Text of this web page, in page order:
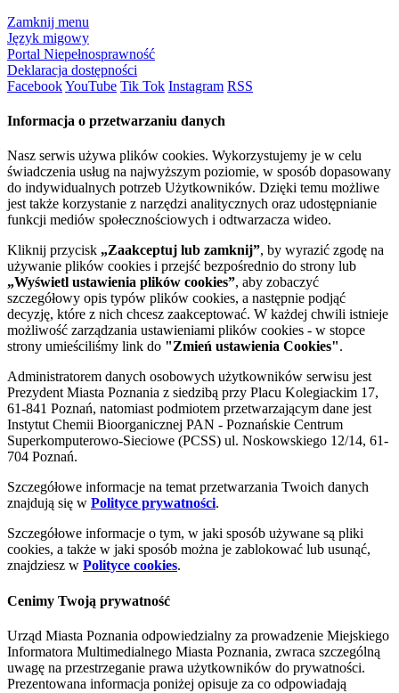
Zamknij menu
Język migowy
Portal Niepełnosprawność
Deklaracja dostępności
FacebookYouTube Tik Tok Instagram RSS
Informacja o przetwarzaniu danych
Nasz serwis używa plików cookies. Wykorzystujemy je w celu
świadczenia usług na najwyższym poziomie, w sposób dopasowany
do indywidualnych potrzeb Użytkowników. Dzięki temu możliwe
jest także korzystanie z narzędzi analitycznych oraz udostępnianie
funkcji mediów społecznościowych i odtwarzacza wideo.
Kliknij przycisk „Zaakceptuj lub zamknij”, by wyrazić zgodę na
używanie plików cookies i przejść bezpośrednio do strony lub
„Wyświetl ustawienia plików cookies”, aby zobaczyć
szczegółowy opis typów plików cookies, a następnie podjąć
decyzję, które z nich chcesz zaakceptować. W każdej chwili istnieje
możliwość zarządzania ustawieniami plików cookies - w stopce
strony umieściliśmy link do "Zmień ustawienia Cookies".
Administratorem danych osobowych użytkowników serwisu jest
Prezydent Miasta Poznania z siedzibą przy Placu Kolegiackim 17,
61-841 Poznań, natomiast podmiotem przetwarzającym dane jest
Instytut Chemii Bioorganicznej PAN - Poznańskie Centrum
Superkomputerowo-Sieciowe (PCSS) ul. Noskowskiego 12/14, 61-
704 Poznań.
Szczegółowe informacje na temat przetwarzania Twoich danych
znajdują się w Polityce prywatności.
Szczegółowe informacje o tym, w jaki sposób używane są pliki
cookies, a także w jaki sposób można je zablokować lub usunąć,
znajdziesz w Polityce cookies.
Cenimy Twoją prywatność
Urząd Miasta Poznania odpowiedzialny za prowadzenie Miejskiego
Informatora Multimedialnego Miasta Poznania, zwraca szczególną
uwagę na przestrzeganie prawa użytkowników do prywatności.
Prezentowana informacja poniżej opisuje za co odpowiadają